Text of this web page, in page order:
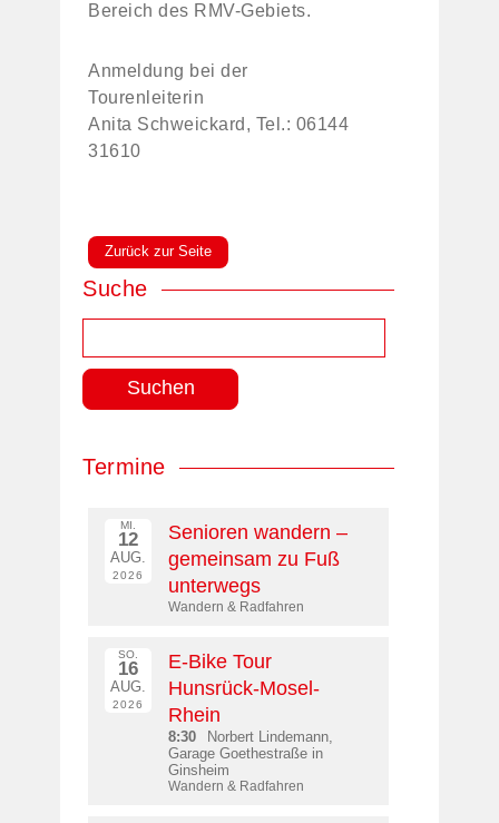
Bereich des RMV-Gebiets.
Anmeldung bei der
Tourenleiterin
Anita Schweickard, Tel.: 06144
31610
Zurück zur Seite
Suche
nach:
Termine
MI.
12
AUG.
2026
Senioren wandern –
gemeinsam zu Fuß
unterwegs
Wandern & Radfahren
SO.
16
AUG.
2026
E-Bike Tour
Hunsrück-Mosel-
Rhein
8:30
Norbert Lindemann,
Garage Goethestraße in
Ginsheim
Wandern & Radfahren